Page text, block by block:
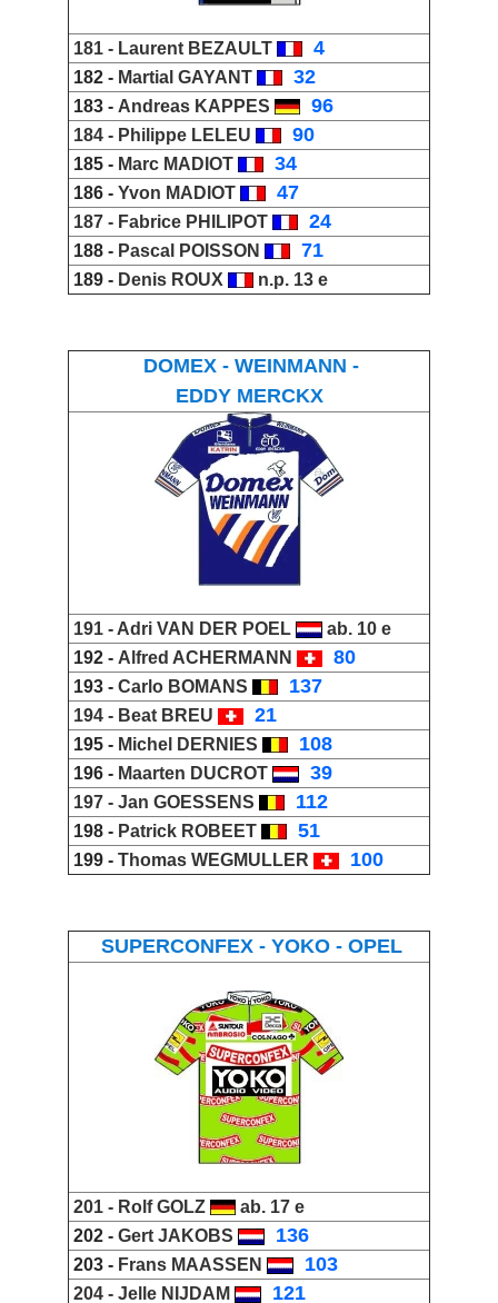
181 - Laurent BEZAULT 4
182 - Martial GAYANT 32
183 - Andreas KAPPES 96
184 - Philippe LELEU 90
185 - Marc MADIOT 34
186 - Yvon MADIOT 47
187 - Fabrice PHILIPOT 24
188 - Pascal POISSON 71
189 - Denis ROUX n.p. 13 e
DOMEX - WEINMANN -
EDDY MERCKX
191 - Adri VAN DER POEL
ab. 10 e
192 - Alfred ACHERMANN 80
193 - Carlo BOMANS 137
194 - Beat BREU 21
195 - Michel DERNIES 108
196 - Maarten DUCROT 39
197 - Jan GOESSENS 112
198 - Patrick ROBEET 51
199 - Thomas WEGMULLER 100
SUPERCONFEX - YOKO - OPEL
201 - Rolf GOLZ
ab. 17 e
202 - Gert JAKOBS 136
203 - Frans MAASSEN 103
204 - Jelle NIJDAM 121